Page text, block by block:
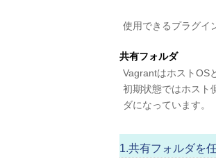
使用できるプラグイ
共有フォルダ
VagrantはホストOS
初期状態ではホスト
ダになっています。
1.共有フォルダを